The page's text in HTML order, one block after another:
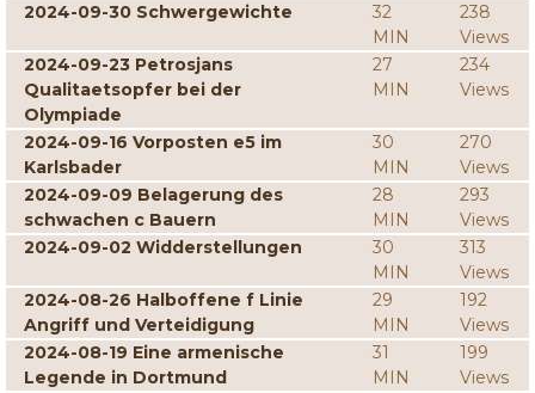
2024-09-30 Schwergewichte
32
MIN
238
Views
2024-09-23 Petrosjans
Qualitaetsopfer bei der
Olympiade
27
MIN
234
Views
2024-09-16 Vorposten e5 im
Karlsbader
30
MIN
270
Views
2024-09-09 Belagerung des
schwachen c Bauern
28
MIN
293
Views
2024-09-02 Widderstellungen
30
MIN
313
Views
2024-08-26 Halboffene f Linie
Angriff und Verteidigung
29
MIN
192
Views
2024-08-19 Eine armenische
Legende in Dortmund
31
MIN
199
Views